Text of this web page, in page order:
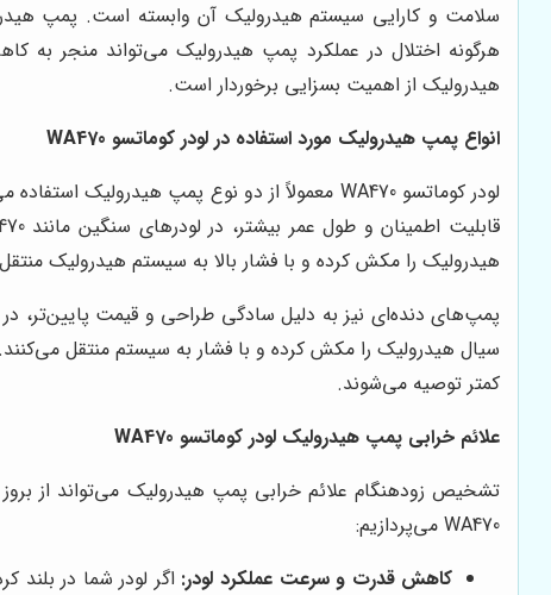
سلامت و کارایی سیستم هیدرولیک آن وابسته است. پمپ
هرگونه اختلال در عملکرد پمپ هیدرولیک می‌تواند منجر
هیدرولیک از اهمیت بسزایی برخوردار است.
انواع پمپ هیدرولیک مورد استفاده در لودر کوماتسو WA470
هیدرولیک را مکش کرده و با فشار بالا به سیستم هیدرولیک
پمپ‌های دنده‌ای نیز به دلیل سادگی طراحی و قیمت پایین‌تر، در
کمتر توصیه می‌شوند.
علائم خرابی پمپ هیدرولیک لودر کوماتسو WA470
تشخیص زودهنگام علائم خرابی پمپ هیدرولیک می‌تواند از
WA470 می‌پردازیم:
کاهش قدرت و سرعت عملکرد لودر: اگر لودر شما در